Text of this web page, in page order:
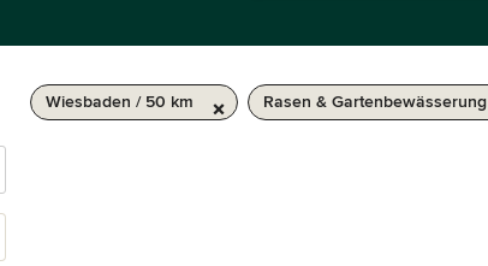
Wiesbaden / 50 km Rasen & Gartenbewässerung